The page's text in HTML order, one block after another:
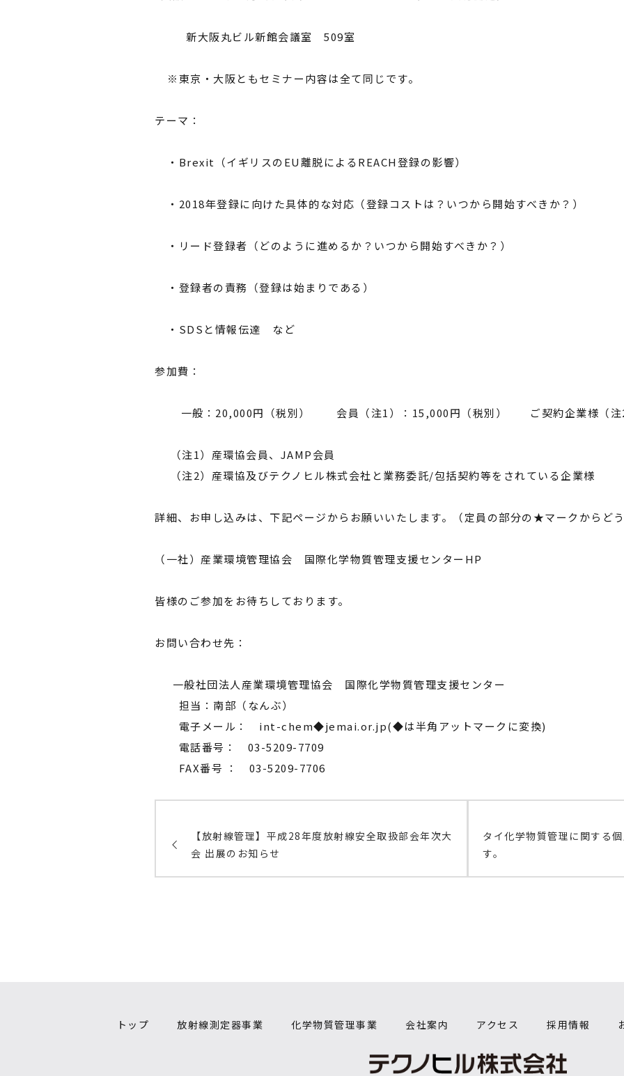
新大阪丸ビル新館会議室 509室
※東京・大阪ともセミナー内容は全て同じです。
テーマ：
・Brexit（イギリスのEU離脱によるREACH登録の影響）
・2018年登録に向けた具体的な対応（登録コストは？いつから開始すべきか？）
・リード登録者（どのように進めるか？いつから開始すべきか？）
・登録者の責務（登録は始まりである）
・SDSと情報伝達 など
参加費：
一般：20,000円（税別） 会員（注1）：15,000円（税別） ご契約企業様（注2
（注1）産環協会員、JAMP会員
（注2）産環協及びテクノヒル株式会社と業務委託/包括契約等をされている企業様
詳細、お申し込みは、下記ページからお願いいたします。（定員の部分の★マークからど
（一社）産業環境管理協会 国際化学物質管理支援センターHP
皆様のご参加をお待ちしております。
お問い合わせ先：
一般社団法人産業環境管理協会 国際化学物質管理支援センター
担当：南部（なんぶ）
電子メール： int-chem◆jemai.or.jp(◆は半角アットマークに変換)
電話番号： 03-5209-7709
FAX番号 ： 03-5209-7706
【放射線管理】平成28年度放射線安全取扱部会年次大
会 出展のお知らせ
タイ化学物質管理に関する
す。
トップ 放射線測定器事業 化学物質管理事業 会社案内 アクセス 採用情報